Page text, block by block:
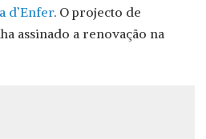
d’Enfer. O projecto de
assinado a renovação na